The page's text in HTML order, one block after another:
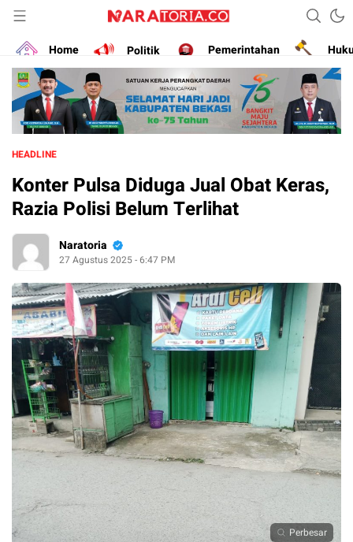
naratoria.co
Narasikan Fakta dan Data
Home
Politik Pemerintahan
HEADLINE
Konter Pulsa Diduga Jual Obat Keras,
Razia Polisi Belum Terlihat
Naratoria
27 Agustus 2025 - 6:47 PM
Perbesar